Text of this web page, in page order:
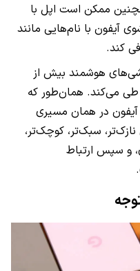
ممکن است اپل با
آیفون با نام‌هایی مانند
هوشمند بیش از
طی می‌کند. همان‌طور که
آیفون در همان مسیری
سبک‌تر، کوچک‌تر،
و سپس ارتباط